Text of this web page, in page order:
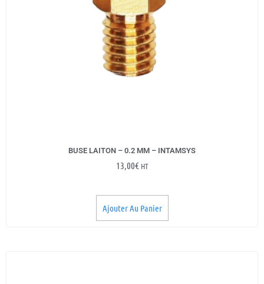
BUSE LAITON – 0.2 MM – INTAMSYS
13,00€ HT
Ajouter Au Panier